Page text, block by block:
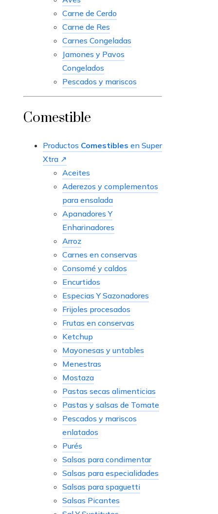
Carne de Cerdo
Carne de Res
Carnes Congeladas
Jamones y Pavos
Congelados
Pescados y mariscos
Comestible
Productos Comestibles en Super
Xtra ↗
Aceites
Aderezos y complementos
para ensalada
Apanadores Y
Enharinadores
Arroz
Carnes en conservas
Consomé y caldos
Encurtidos
Especias Y Sazonadores
Frijoles procesados
Frutas en conservas
Ketchup
Mayonesas y untables
Menestras
Mostaza
Pastas secas alimenticias
Pastas y salsas de Tomate
Pescados y mariscos
enlatados
Purés
Salsas para condimentar
Salsas para especialidades
Salsas para spaguetti
Salsas Picantes